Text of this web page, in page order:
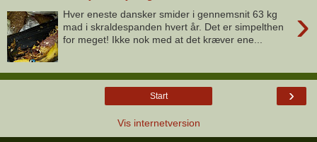
›
Hver eneste dansker smider i gennemsnit 63 kg
mad i skraldespanden hvert år. Det er simpelthen
for meget! Ikke nok med at det kræver ene...
›
Start
Vis internetversion